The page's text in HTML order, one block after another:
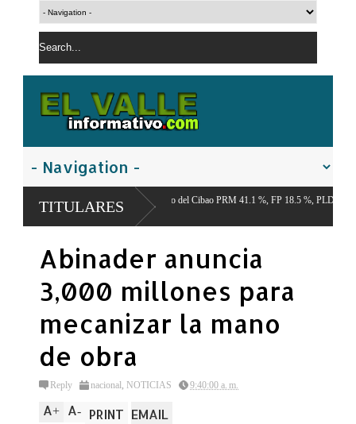
TITULARES
Centro Económico del Cibao PRM 41.1 %, FP 18.5 %, PLD 12.9 %,
Abinader anuncia
3,000 millones para
mecanizar la mano
de obra
Reply nacional, NOTICIAS 9:40:00 a. m.
A+ A- PRINT EMAIL